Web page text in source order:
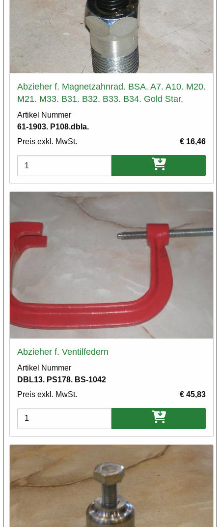
Abzieher f. Magnetzahnrad. BSA. A7. A10. M20.
M21. M33. B31. B32. B33. B34. Gold Star.
Artikel Nummer
61-1903. P108.dbla.
Preis exkl. MwSt.
€ 16,46
Varianten
Abzieher f. Ventilfedern
Artikel Nummer
DBL13. PS178. BS-1042
Preis exkl. MwSt.
€ 45,83
Varianten